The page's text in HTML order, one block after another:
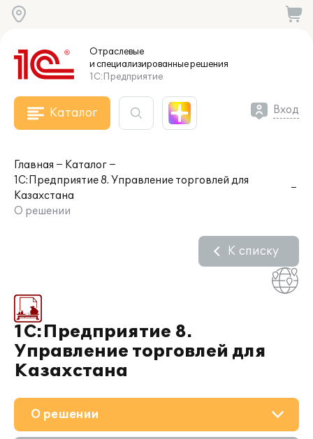
Отраслевые
и специализированныерешения
1С:Предприятие
Каталог Вход
Главная
Каталог
1С:Предприятие 8. Управление торговлей для
Казахстана
О решении
1С:Предприятие 8.
Управление торговлей для
Казахстана
К списку
О решении